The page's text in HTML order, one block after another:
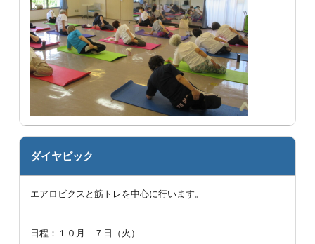
ダイヤビック
エアロビクスと筋トレを中心に行います。
日程：１０月 ７日（火）